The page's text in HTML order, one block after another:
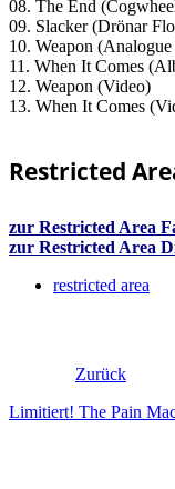
08. The End
09. Slacker (Drönar
10. Weapon
11. When It Comes
12. Weapon (Video)
13. When It Comes
Restricted
zur Restricted Area
zur Restricted Area
restricted area
Zurück
Limitiert! The Pain